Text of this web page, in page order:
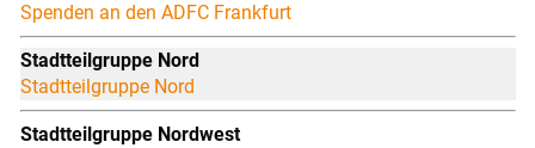
Spenden an den ADFC Frankfurt
Stadtteilgruppe Nord
Stadtteilgruppe Nord
Stadtteilgruppe Nordwest